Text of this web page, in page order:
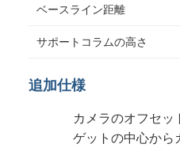
ベースライン距離
サポートコラムの高さ
追加仕様
カメラのオフセッ
ゲットの中心から